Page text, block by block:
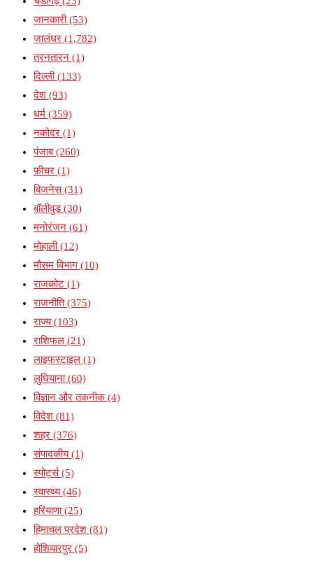
जानकारी(53)
जालंधर (1,782)
तरनतारन (1)
दिल्ली(133)
देश (93)
धर्म (359)
नकोदर (1)
पंजाब(260)
फ़ीचर (1)
बिजनेस(31)
बॉलीवुड(30)
मनोरंजन (61)
मोहाली(12)
मौसम विभाग (10)
राजकोट (1)
राजनीति(375)
राज्य(103)
राशिफल (21)
लाइफस्टाइल (1)
लुधियाना(60)
विज्ञान और तकनीक(4)
विदेश (81)
शहर (376)
संपादकीय(1)
स्पोर्ट्स(5)
स्वास्थ्य(46)
हरियाणा(25)
हिमाचल प्रदेश (81)
होशियारपुर (5)